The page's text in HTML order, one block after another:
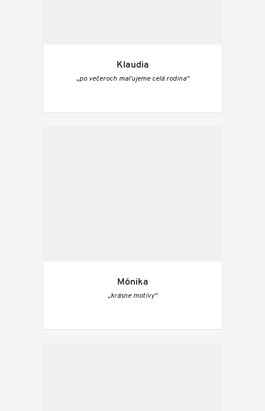
Klaudia
„po večeroch maľujeme celá rodina“
Mónika
„krásne motívy“